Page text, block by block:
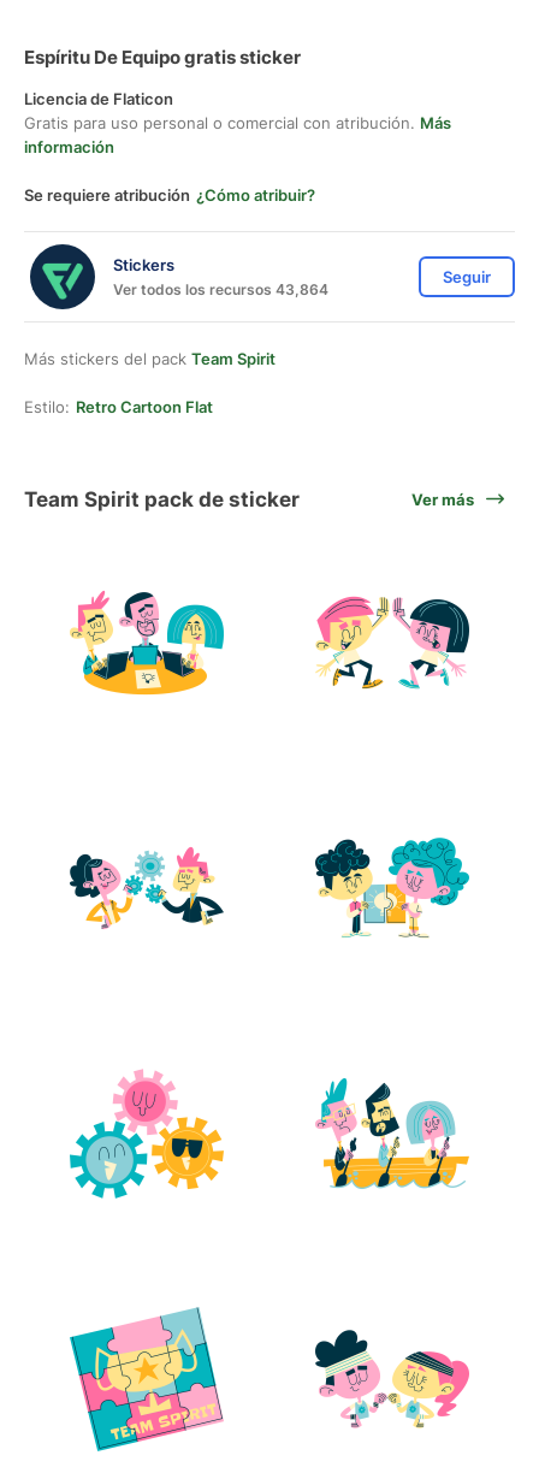
Espíritu De Equipo gratis sticker
Licencia de Flaticon
Gratis para uso personal o comercial con atribución. Más
información
Se requiere atribución ¿Cómo atribuir?
Stickers
Ver todos los recursos 43,864
Seguir
Más stickers del pack Team Spirit
Estilo: Retro Cartoon Flat
Team Spirit pack de sticker Ver más